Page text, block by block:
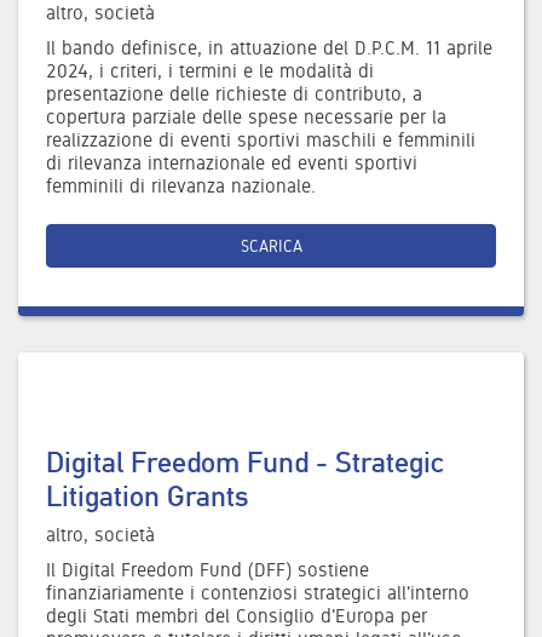
altro, società
Il bando definisce, in attuazione del D.P.C.M. 11 aprile
2024, i criteri, i termini e le modalità di
presentazione delle richieste di contributo, a
copertura parziale delle spese necessarie per la
realizzazione di eventi sportivi maschili e femminili
di rilevanza internazionale ed eventi sportivi
femminili di rilevanza nazionale.
SCARICA
Digital Freedom Fund - Strategic
Litigation Grants
altro, società
Il Digital Freedom Fund (DFF) sostiene
finanziariamente i contenziosi strategici all'interno
degli Stati membri del Consiglio d'Europa per